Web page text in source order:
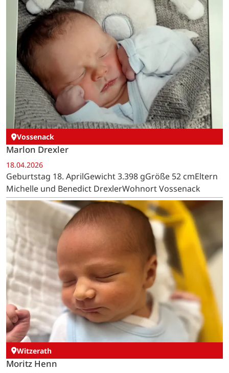
Vossenack
Marlon Drexler
18.04.2026
Geburtstag 18. AprilGewicht 3.398 gGröße 52 cmEltern
Michelle und Benedict DrexlerWohnort Vossenack
Witzerath
Moritz Henn